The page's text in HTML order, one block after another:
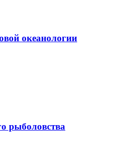
океанологии
рыболовства